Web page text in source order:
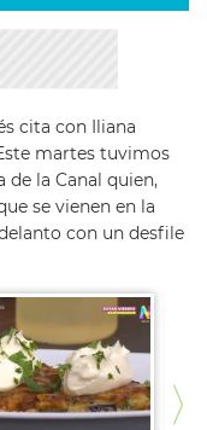
cita con Iliana
martes tuvimos
la Canal quien,
se vienen en la
con un desfile